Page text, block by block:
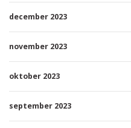
december 2023
november 2023
oktober 2023
september 2023